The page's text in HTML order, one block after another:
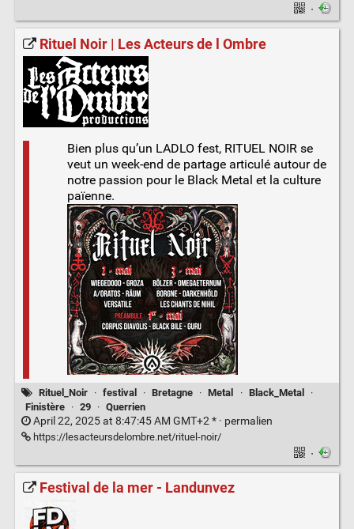
·
Rituel Noir | Les Acteurs de l Ombre
Bien plus qu’un LADLO fest, RITUEL NOIR se
veut un week-end de partage articulé autour de
notre passion pour le Black Metal et la culture
païenne.
Rituel_Noir · festival · Bretagne · Metal · Black_Metal
·
Finistère
· 29 · Querrien
April 22, 2025 at 8:47:45 AM GMT+2 * · permalien
https://lesacteursdelombre.net/rituel-noir/
·
Festival de la mer - Landunvez